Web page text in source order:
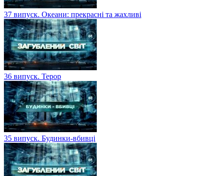
37 випуск. Океани: прекрасні та жахливі
36 випуск. Терор
35 випуск. Будинки-вбивці